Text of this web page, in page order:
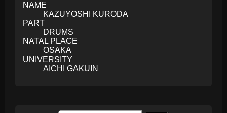
NAME
KAZUYOSHI KURODA
PART
DRUMS
NATAL PLACE
OSAKA
UNIVERSITY
AICHI GAKUIN